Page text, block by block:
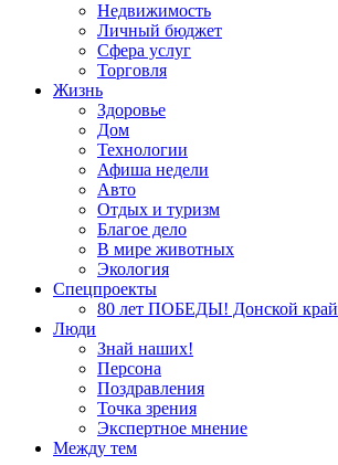
Недвижимость
Личный бюджет
Сфера услуг
Торговля
Жизнь
Здоровье
Дом
Технологии
Афиша недели
Авто
Отдых и туризм
Благое дело
В мире животных
Экология
Спецпроекты
80 лет ПОБЕДЫ! Донской край
Люди
Знай наших!
Персона
Поздравления
Точка зрения
Экспертное мнение
Между тем